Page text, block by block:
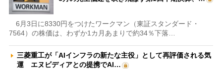
6月3日に8330円をつけたワークマン（東証スタンダード・
7564）の株価は、わずか1カ月あまりで約34％下落…
三菱重工が「AIインフラの新たな主役」として再評価される気
運 エヌビディアとの提携でAI…